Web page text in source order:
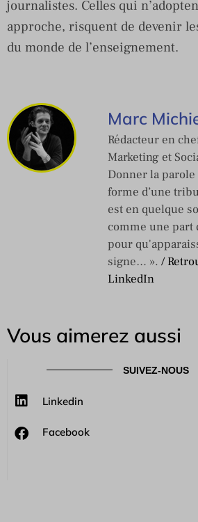
journalistes. Celles qui
approche, risquent de devenir
du monde de l’enseignement.
Marc
Rédacteur en
Marketing et
Donner la parole
forme d’une
est en quelque
comme une part
pour
signe… ». /
LinkedIn
Vous aimerez aussi
SUIVEZ-NOUS
Linkedin
Facebook